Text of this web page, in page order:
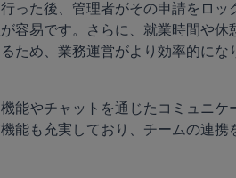
った後、管理者がその申請をロッ
容易です。さらに、就業時間や休
ため、業務運営がより効率的にな
能やチャットを通じたコミュニケ
能も充実しており、チームの連携